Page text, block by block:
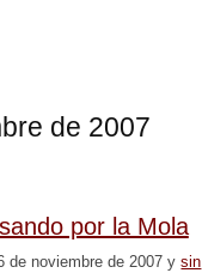
de 2007
por la Mola
de noviembre de 2007 ysin